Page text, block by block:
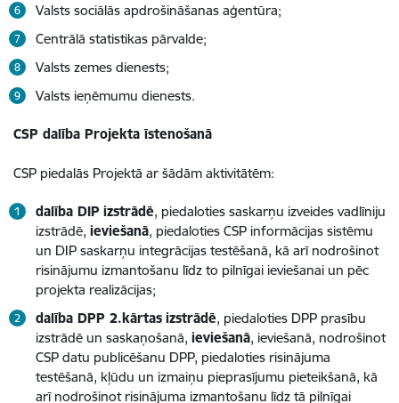
Valsts sociālās apdrošināšanas aģentūra;
Centrālā statistikas pārvalde;
Valsts zemes dienests;
Valsts ieņēmumu dienests.
CSP dalība Projekta īstenošanā
CSP piedalās Projektā ar šādām aktivitātēm:
dalība DIP izstrādē, piedaloties saskarņu izveides vadlīniju
izstrādē, ieviešanā, piedaloties CSP informācijas sistēmu
un DIP saskarņu integrācijas testēšanā, kā arī nodrošinot
risinājumu izmantošanu līdz to pilnīgai ieviešanai un pēc
projekta realizācijas;
dalība DPP 2.kārtas izstrādē, piedaloties DPP prasību
izstrādē un saskaņošanā, ieviešanā, ieviešanā, nodrošinot
CSP datu publicēšanu DPP, piedaloties risinājuma
testēšanā, kļūdu un izmaiņu pieprasījumu pieteikšanā, kā
arī nodrošinot risinājuma izmantošanu līdz tā pilnīgai